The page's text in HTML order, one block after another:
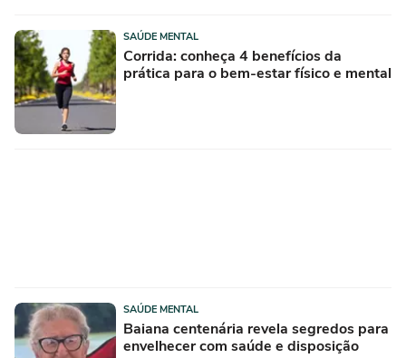
SAÚDE MENTAL
Corrida: conheça 4 benefícios da
prática para o bem-estar físico e mental
SAÚDE MENTAL
Baiana centenária revela segredos para
envelhecer com saúde e disposição